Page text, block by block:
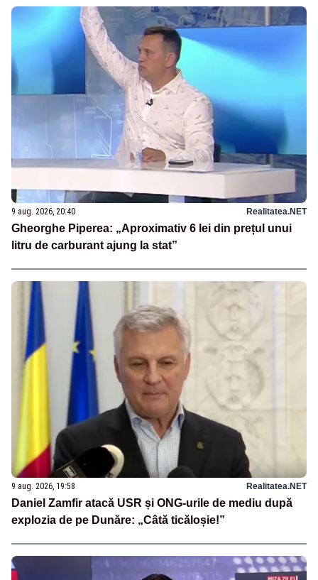
9 aug. 2026, 20:40 Realitatea.NET
Gheorghe Piperea: „Aproximativ 6 lei din prețul unui
litru de carburant ajung la stat”
9 aug. 2026, 19:58 Realitatea.NET
Daniel Zamfir atacă USR și ONG-urile de mediu după
explozia de pe Dunăre: „Câtă ticăloșie!”